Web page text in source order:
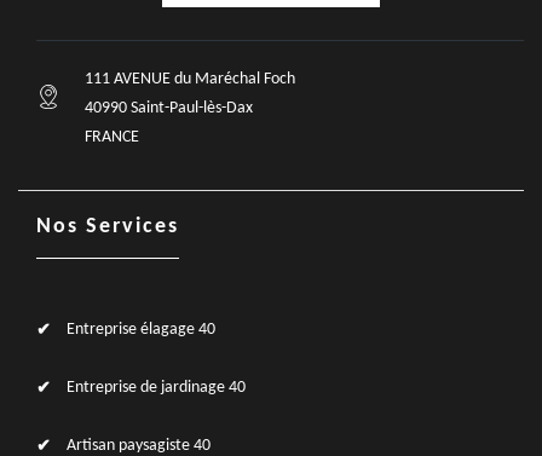
111 AVENUE du Maréchal Foch
40990 Saint-Paul-lès-Dax
FRANCE
Nos Services
Entreprise élagage 40
Entreprise de jardinage 40
Artisan paysagiste 40